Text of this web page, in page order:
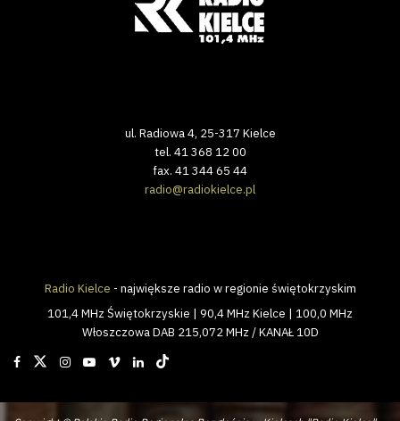
ul. Radiowa 4, 25-317 Kielce
tel. 41 368 12 00
fax. 41 344 65 44
radio@radiokielce.pl
Radio Kielce - największe radio w regionie świętokrzyskim
101,4 MHz Świętokrzyskie | 90,4 MHz Kielce | 100,0 MHz
Włoszczowa DAB 215,072 MHz / KANAŁ 10D